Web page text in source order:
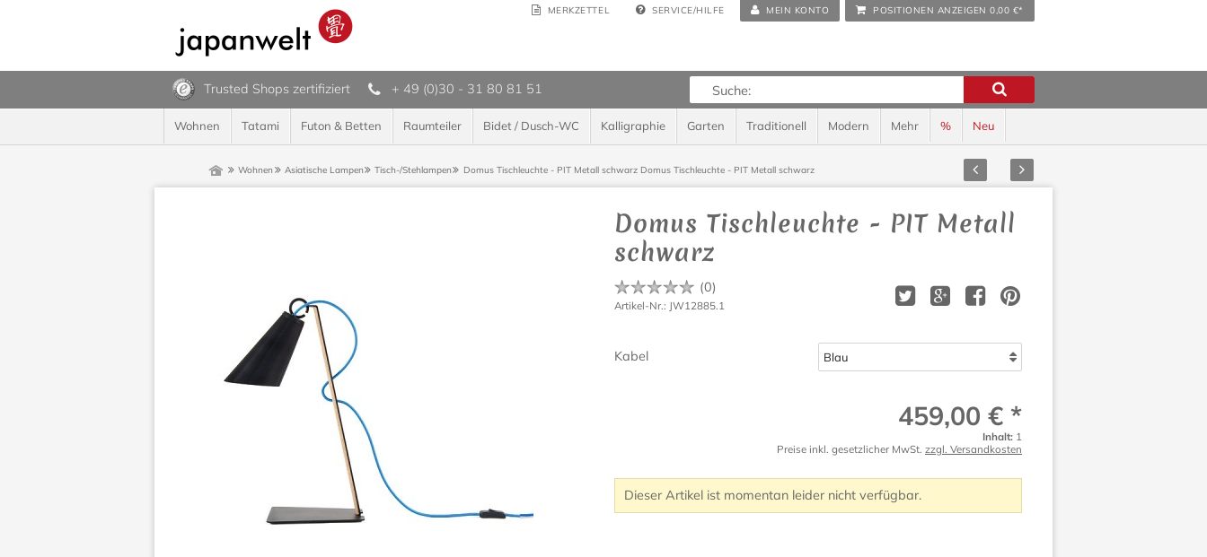
MERKZETTEL SERVICE/HILFE MEIN KONTO POSITIONEN ANZEIGEN 0,00 €*
Trusted Shops zertifiziert + 49 (0)30 - 31 80 81 51
Wohnen Tatami Futon & Betten Raumteiler Bidet / Dusch-WC Kalligraphie Garten Traditionell Modern Mehr % Neu
Wohnen Asiatische Lampen Tisch-/Stehlampen Domus Tischleuchte - PIT Metall schwarz Domus Tischleuchte - PIT Metall schwarz Zurück Vor
Domus Tischleuchte - PIT Metall
schwarz
(0)
Artikel-Nr.: JW12885.1
Kabel
459,00 € *
Inhalt: 1
Preise inkl. gesetzlicher MwSt. zzgl. Versandkosten
Dieser Artikel ist momentan leider nicht verfügbar.